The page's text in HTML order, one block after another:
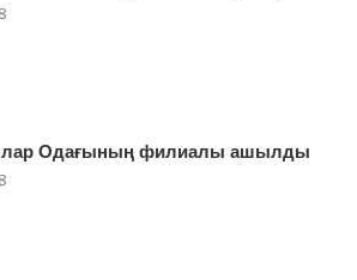
Одағының филиалы ашылды